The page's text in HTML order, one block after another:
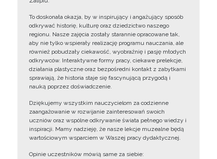
To doskonała okazja, by w inspirujący i angażujący sposób
odkrywać historię, kulturę oraz dziedzictwo naszego
regionu. Nasze zajęcia zostały starannie opracowane tak,
aby nie tylko wspierały realizację programu nauczania, ale
również pobudzały ciekawość, wyobraźnię i pasję młodych
odkrywców. Interaktywne formy pracy, ciekawe prelekcje,
działania plastyczne oraz bezpośredni kontakt z zabytkami
sprawiają, że historia staje się fascynującą przygodą i
nauką poprzez doświadczenie.
Dziękujemy wszystkim nauczycielom za codzienne
zaangażowanie w rozwijanie zainteresowań swoich
uczniów oraz wspólne odkrywanie świata pełnego wiedzy i
inspiracji. Mamy nadzieję, że nasze lekcje muzealne będą
wartościowym wsparciem w Waszej pracy dydaktycznej.
Opinie uczestników mówią same za siebie: